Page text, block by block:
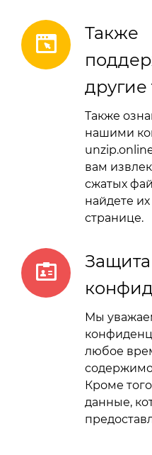
Также
Также
нашими
вам
сжатых
найдете
странице.
Защита
Мы
любое
Кроме
данные,